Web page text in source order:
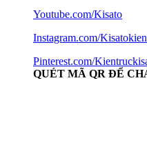
Youtube.com/Kisato
Instagram.com/
Pinterest.com/
QUÉT MÃ QR ĐỂ